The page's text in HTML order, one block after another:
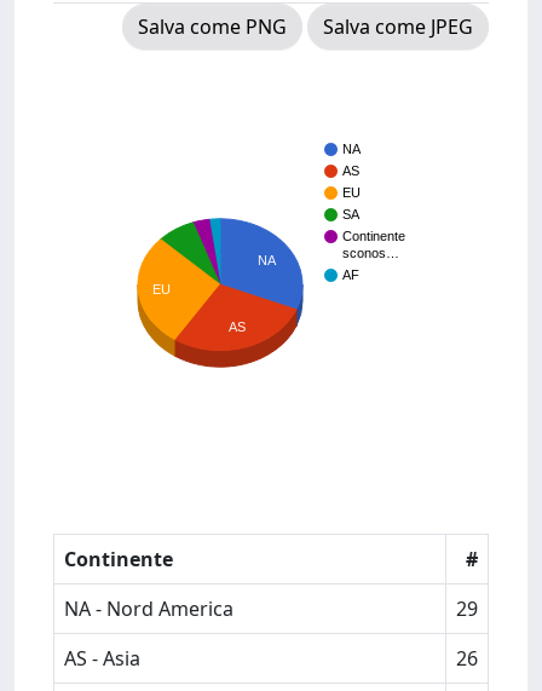
Salva come PNG
Salva come JPEG
NA
AS
EU
SA
Continente
sconos…
AF
NA
EU
AS
Continente
#
NA - Nord America
29
AS - Asia
26